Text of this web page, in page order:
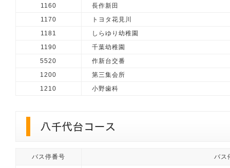
1160
長作新田
1170
トヨタ花見川
1181
しらゆり幼稚園
1190
千葉幼稚園
5520
作新台交番
1200
第三集会所
1210
小野歯科
バス停番号 バス